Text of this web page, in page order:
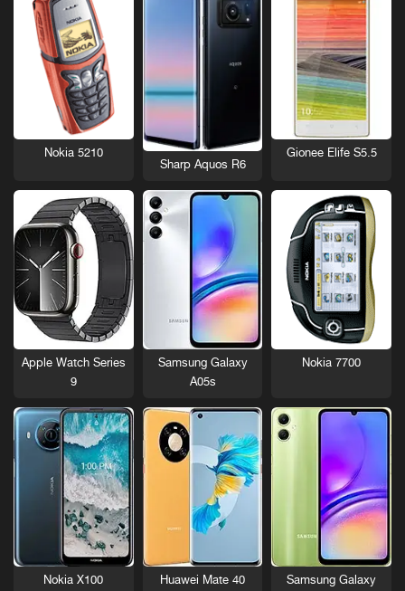
Gionee Elife S5.5
Sharp Aquos R6
Nokia 5210
Nokia 7700
Samsung Galaxy
A05s
Apple Watch Series
9
Samsung Galaxy
Huawei Mate 40
Nokia X100